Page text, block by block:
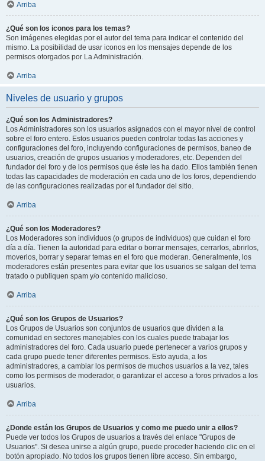
Arriba
¿Qué son los iconos para los temas?
Son imágenes elegidas por el autor del tema para indicar el contenido del
mismo. La posibilidad de usar iconos en los mensajes depende de los
permisos otorgados por La Administración.
Arriba
Niveles de usuario y grupos
¿Qué son los Administradores?
Los Administradores son los usuarios asignados con el mayor nivel de control
sobre el foro entero. Estos usuarios pueden controlar todas las acciones y
configuraciones del foro, incluyendo configuraciones de permisos, baneo de
usuarios, creación de grupos usuarios y moderadores, etc. Dependen del
fundador del foro y de los permisos que éste les ha dado. Ellos también tienen
todas las capacidades de moderación en cada uno de los foros, dependiendo
de las configuraciones realizadas por el fundador del sitio.
Arriba
¿Qué son los Moderadores?
Los Moderadores son individuos (o grupos de individuos) que cuidan el foro
día a día. Tienen la autoridad para editar o borrar mensajes, cerrarlos, abrirlos,
moverlos, borrar y separar temas en el foro que moderan. Generalmente, los
moderadores están presentes para evitar que los usuarios se salgan del tema
tratado o publiquen spam y/o contenido malicioso.
Arriba
¿Qué son los Grupos de Usuarios?
Los Grupos de Usuarios son conjuntos de usuarios que dividen a la
comunidad en sectores manejables con los cuales puede trabajar los
administradores del foro. Cada usuario puede pertenecer a varios grupos y
cada grupo puede tener diferentes permisos. Esto ayuda, a los
administradores, a cambiar los permisos de muchos usuarios a la vez, tales
como los permisos de moderador, o garantizar el acceso a foros privados a los
usuarios.
Arriba
¿Donde están los Grupos de Usuarios y como me puedo unir a ellos?
Puede ver todos los Grupos de usuarios a través del enlace "Grupos de
Usuarios". Si desea unirse a algún grupo, puede proceder haciendo clic en el
botón apropiado. No todos los grupos tienen libre acceso. Sin embargo,